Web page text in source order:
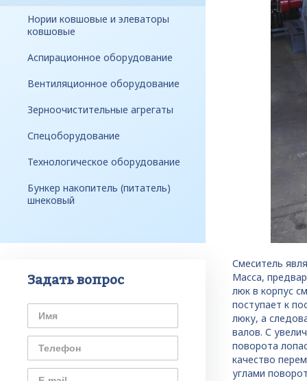
Нории ковшовые и элеваторы
ковшовые
Аспирационное оборудование
Вентиляционное оборудование
Зерноочистительные агрегаты
Спецоборудование
Технологическое оборудование
Бункер накопитель (питатель)
шнековый
Задать вопрос
Смеситель
Масса,
люк в корпус
поступает к
люку, а
валов. С
поворота
качество
углами